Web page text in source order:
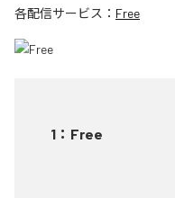
各配信サービス： Free
1 ： Free